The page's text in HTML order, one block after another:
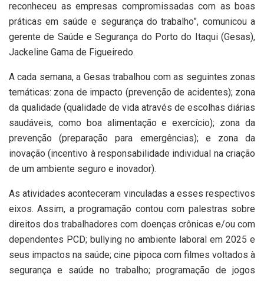
reconheceu as empresas compromissadas com as boas
práticas em saúde e segurança do trabalho”, comunicou a
gerente de Saúde e Segurança do Porto do Itaqui (Gesas),
Jackeline Gama de Figueiredo.
A cada semana, a Gesas trabalhou com as seguintes zonas
temáticas: zona de impacto (prevenção de acidentes); zona
da qualidade (qualidade de vida através de escolhas diárias
saudáveis, como boa alimentação e exercício); zona da
prevenção (preparação para emergências); e zona da
inovação (incentivo à responsabilidade individual na criação
de um ambiente seguro e inovador).
As atividades aconteceram vinculadas a esses respectivos
eixos. Assim, a programação contou com palestras sobre
direitos dos trabalhadores com doenças crônicas e/ou com
dependentes PCD; bullying no ambiente laboral em 2025 e
seus impactos na saúde; cine pipoca com filmes voltados à
segurança e saúde no trabalho; programação de jogos